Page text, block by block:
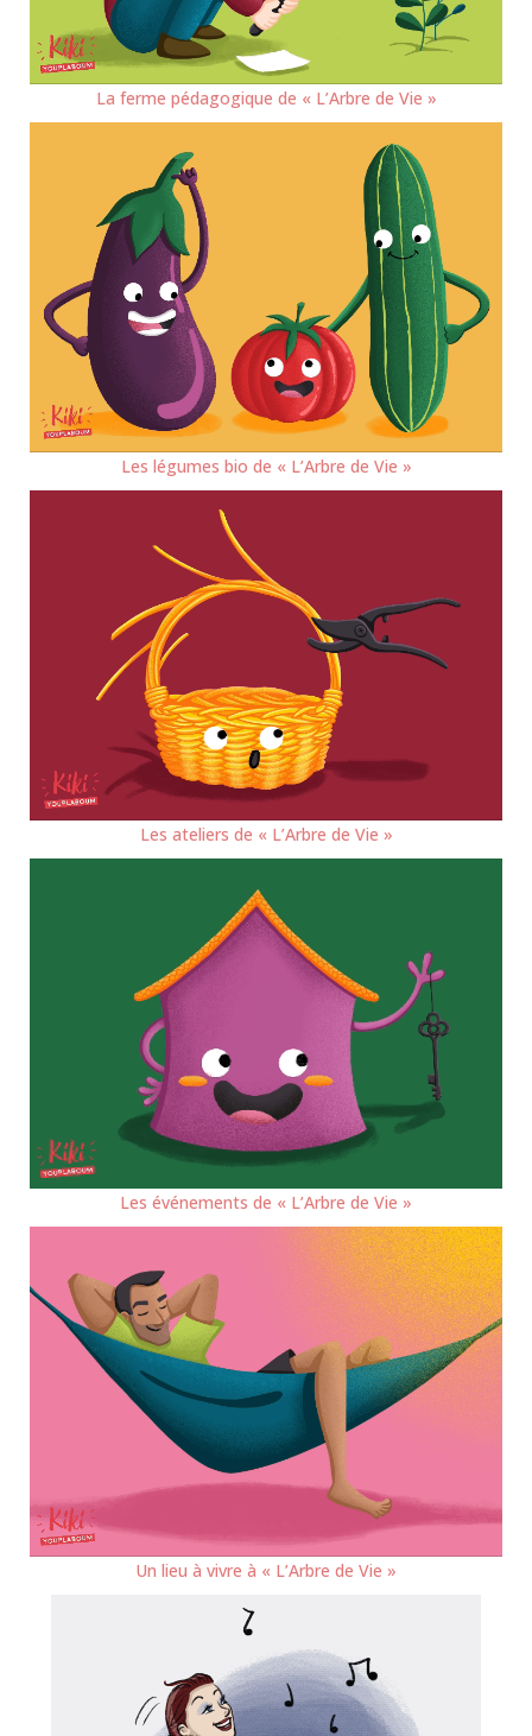
La ferme pédagogique de « L’Arbre de Vie »
Les légumes bio de « L’Arbre de Vie »
Les ateliers de « L’Arbre de Vie »
Les événements de « L’Arbre de Vie »
Un lieu à vivre à « L’Arbre de Vie »